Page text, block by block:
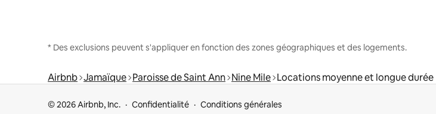
* Des exclusions peuvent s'appliquer en fonction des zones géographiques et des logements.
Airbnb Jamaïque Paroisse de Saint Ann Nine Mile Locations moyenne et longue durée
© 2026 Airbnb, Inc. Confidentialité Conditions générales